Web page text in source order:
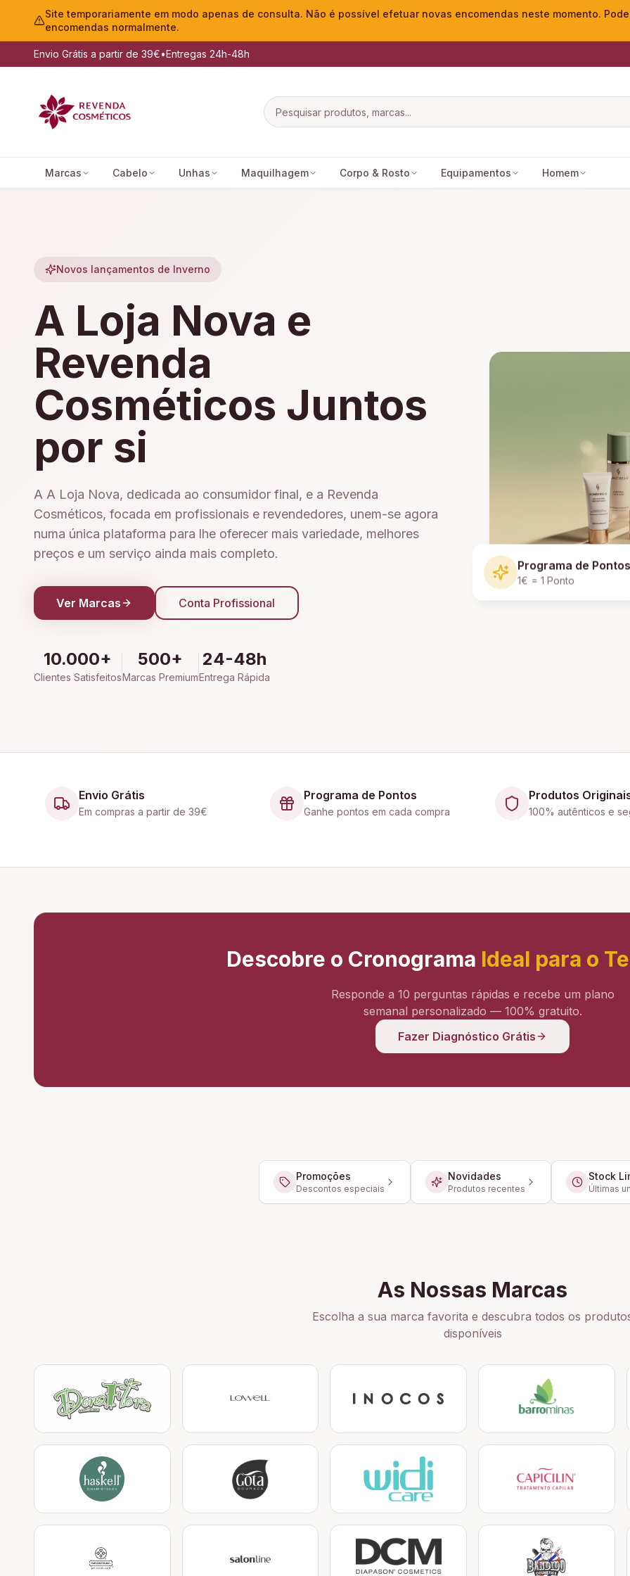
Site temporariamente em modo apenas de consulta. Não é possível efetuar novas encomendas neste momento.
encomendas normalmente.
Envio Grátis a partir de 39€•Entregas 24h-48h
Marcas Cabelo Unhas Maquilhagem Corpo & Rosto Equipamentos Homem
Novos lançamentos de Inverno
A Loja Nova e
Revenda
Cosméticos Juntos
por si
A A Loja Nova, dedicada ao consumidor final, e a Revenda
Cosméticos, focada em profissionais e revendedores, unem-se agora
numa única plataforma para lhe oferecer mais variedade, melhores
preços e um serviço ainda mais completo.
Ver Marcas Conta Profissional
10.000+
Clientes Satisfeitos
500+
Marcas Premium
24-48h
Entrega Rápida
Programa de Pontos
1€ = 1 Ponto
Envio Grátis
Em compras a partir de 39€
Programa de Pontos
Ganhe pontos em cada compra
Produtos
100% autênticos e
Descobre o Cronograma Ideal para o
Responde a 10 perguntas rápidas e recebe um plano
semanal personalizado — 100% gratuito.
Fazer Diagnóstico Grátis
Promoções
Descontos especiais
Novidades
Produtos recentes
Stock
Últimas
As Nossas Marcas
Escolha a sua marca favorita e descubra todos os
disponíveis